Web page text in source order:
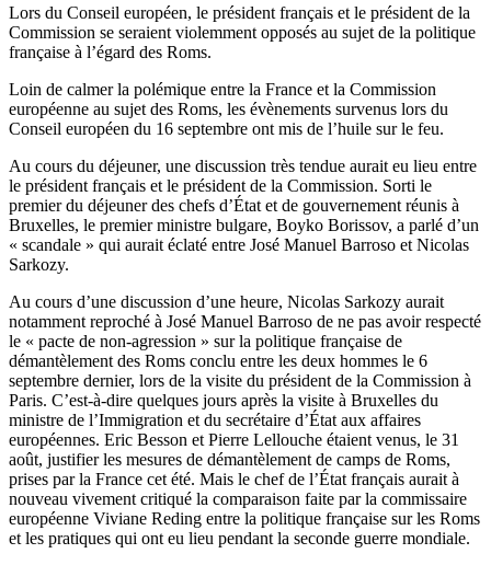
Lors du Conseil européen, le président français et le président de la
Commission se seraient violemment opposés au sujet de la politique
française à l’égard des Roms.
Loin de calmer la polémique entre la France et la Commission
européenne au sujet des Roms, les évènements survenus lors du
Conseil européen du 16 septembre ont mis de l’huile sur le feu.
Au cours du déjeuner, une discussion très tendue aurait eu lieu entre
le président français et le président de la Commission. Sorti le
premier du déjeuner des chefs d’État et de gouvernement réunis à
Bruxelles, le premier ministre bulgare, Boyko Borissov, a parlé d’un
« scandale » qui aurait éclaté entre José Manuel Barroso et Nicolas
Sarkozy.
Au cours d’une discussion d’une heure, Nicolas Sarkozy aurait
notamment reproché à José Manuel Barroso de ne pas avoir respecté
le « pacte de non-agression » sur la politique française de
démantèlement des Roms conclu entre les deux hommes le 6
septembre dernier, lors de la visite du président de la Commission à
Paris. C’est-à-dire quelques jours après la visite à Bruxelles du
ministre de l’Immigration et du secrétaire d’État aux affaires
européennes. Eric Besson et Pierre Lellouche étaient venus, le 31
août, justifier les mesures de démantèlement de camps de Roms,
prises par la France cet été. Mais le chef de l’État français aurait à
nouveau vivement critiqué la comparaison faite par la commissaire
européenne Viviane Reding entre la politique française sur les Roms
et les pratiques qui ont eu lieu pendant la seconde guerre mondiale.